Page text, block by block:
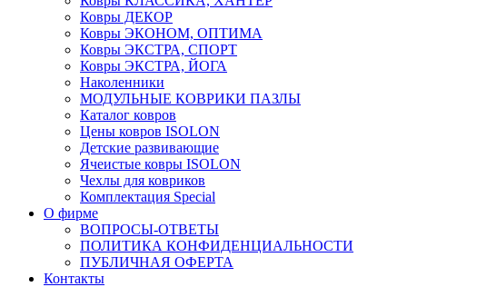
Ковры ДЕКОР
Ковры ЭКОНОМ, ОПТИМА
Ковры ЭКСТРА, СПОРТ
Ковры ЭКСТРА, ЙОГА
Наколенники
МОДУЛЬНЫЕ КОВРИКИ ПАЗЛЫ
Каталог ковров
Цены ковров ISOLON
Детские развивающие
Ячеистые ковры ISOLON
Чехлы для ковриков
Комплектация Special
О фирме
ВОПРОСЫ-ОТВЕТЫ
ПОЛИТИКА КОНФИДЕНЦИАЛЬНОСТИ
ПУБЛИЧНАЯ ОФЕРТА
Контакты